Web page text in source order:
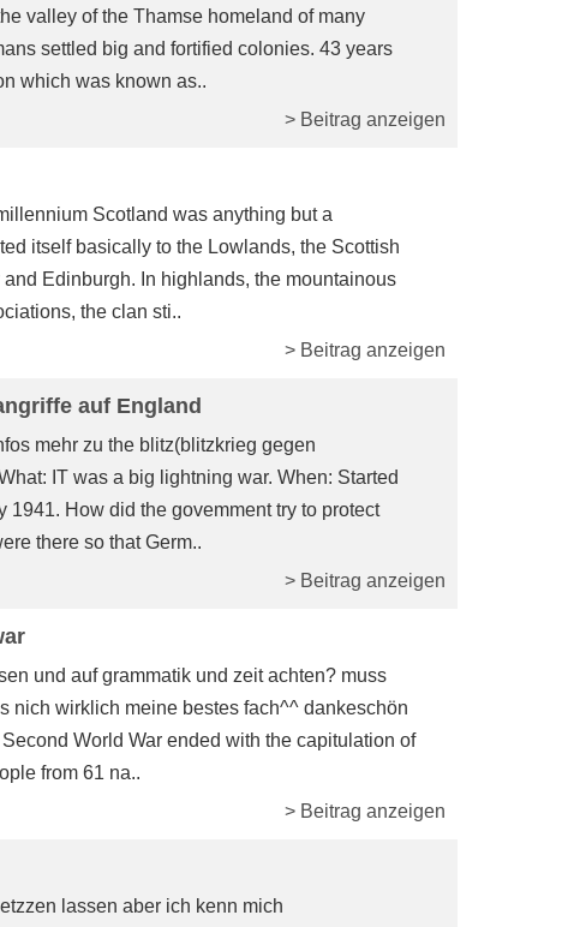
valley of the Thamse homeland of many
settled big and fortified colonies. 43 years
which was known as..
> Beitrag anzeigen
Scotland was anything but a
itself basically to the Lowlands, the Scottish
Edinburgh. In highlands, the mountainous
the clan sti..
> Beitrag anzeigen
auf England
mehr zu the blitz(blitzkrieg gegen
IT was a big lightning war. When: Started
1941. How did the govemment try to protect
there so that Germ..
> Beitrag anzeigen
und auf grammatik und zeit achten? muss
nich wirklich meine bestes fach^^ dankeschön
World War ended with the capitulation of
from 61 na..
> Beitrag anzeigen
lassen aber ich kenn mich